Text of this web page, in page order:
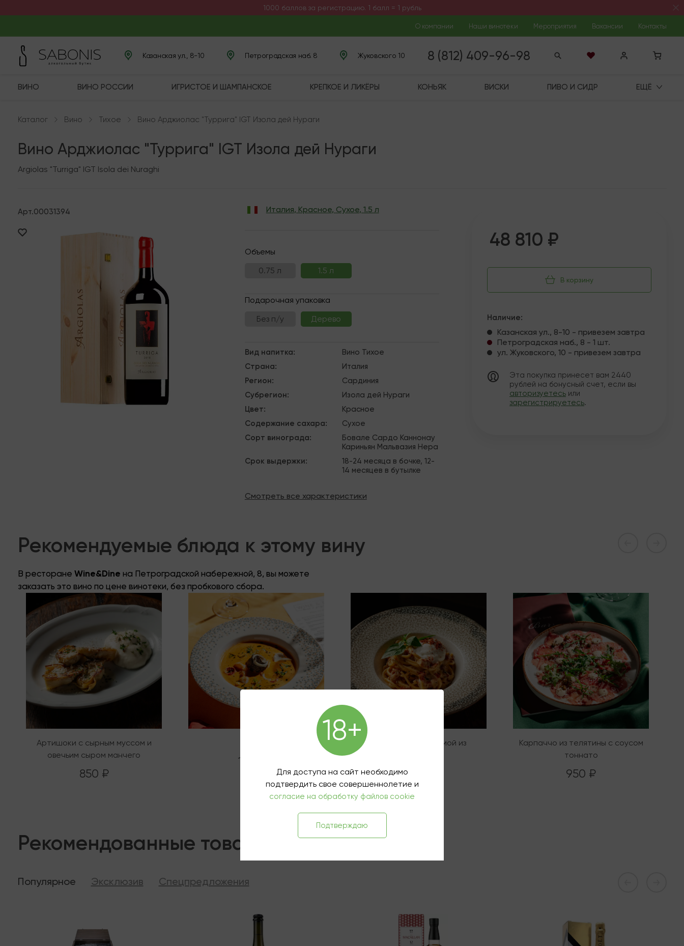
1000 баллов за регистрацию. 1 балл = 1 рубль
О компании Наши винотеки Мероприятия Вакансии Контакты
Казанская ул., 8-10 Петроградская наб. 8 Жуковского 10 8 (812) 409-96-98
ВИНО ВИНО РОССИИ ИГРИСТОЕ И ШАМПАНСКОЕ КРЕПКОЕ И ЛИКЁРЫ КОНЬЯК ВИСКИ ПИВО И СИДР ЕЩЁ
Каталог Вино Тихое Вино Арджиолас "Туррига" IGT Изола дей Нураги
Вино Арджиолас "Туррига" IGT Изола дей Нураги
Argiolas "Turriga" IGT Isola dei Nuraghi
Арт.00031394 Италия, Красное, Сухое, 1.5 л
Объемы
0.75 л
1.5 л
Подарочная упаковка
Без п/у
Дерево
Вид напитка: Вино Тихое
Страна:
Италия
Регион:
Сардиния
Субрегион:
Изола дей Нураги
Цвет:
Красное
Содержание сахара:
Сухое
Сорт винограда: Бовале Сардо Каннонау
Кариньян Мальвазия Нера
Срок выдержки:
18-24 месяца в бочке, 12-
14 месяцев в бутылке
Смотреть все характеристики
48 810 ₽
В корзину
Наличие:
Казанская ул., 8-10 - привезем завтра
Петроградская наб., 8 - 1 шт.
ул. Жуковского, 10 - привезем завтра
Эта покупка принесет вам 2440
рублей на бонусный счет, если вы
авторизуетесь или
зарегистрируетесь.
Рекомендуемые блюда к этому вину
В ресторане Wine&Dine на Петроградской набережной, 8, вы можете
заказать это вино по цене винотеки, без пробкового сбора.
Артишоки с сырным муссом и
овечьим сыром манчего
850 ₽
1 250 ₽
Карбонара с эспумой из
890 ₽
Карпаччо из телятины с соусом
тоннато
950 ₽
Рекомендованные товары
Популярное Эксклюзив Спецпредложения
18+
Для доступа на сайт необходимо
подтвердить свое совершеннолетие и
согласие на обработку файлов cookie
Подтверждаю